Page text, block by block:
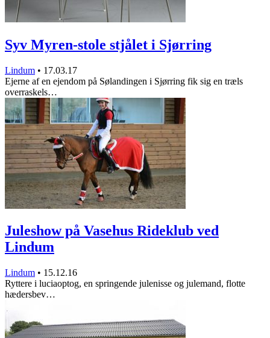
Syv Myren-stole stjålet i Sjørring
Lindum • 17.03.17
Ejerne af en ejendom på Sølandingen i Sjørring fik sig en træls
overraskels…
Juleshow på Vasehus Rideklub ved
Lindum
Lindum • 15.12.16
Ryttere i luciaoptog, en springende julenisse og julemand, flotte
hædersbev…